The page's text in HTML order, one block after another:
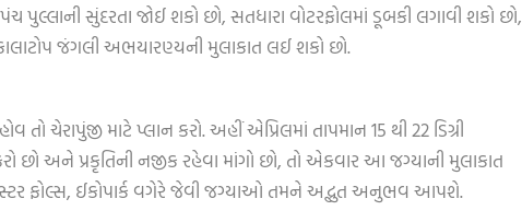
પુલ્લાની સુંદરતા જોઈ શકો છો, સતધારા વોટરફોલમાં ડૂબકી લગાવી શકો છો,
જંગલી અભયારણ્યની મુલાકાત લઈ શકો છો.
તો ચેરાપુંજી માટે પ્લાન કરો. અહીં એપ્રિલમાં તાપમાન 15 થી 22 ડિગ્રી
અને પ્રકૃતિની નજીક રહેવા માંગો છો, તો એકવાર આ જગ્યાની મુલાકાત
ફોલ્સ, ઈકોપાર્ક વગેરે જેવી જગ્યાઓ તમને અદ્ભુત અનુભવ આપશે.